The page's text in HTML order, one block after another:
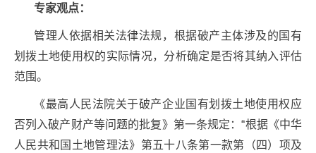
专家观点：
管理人依据相关法律法规，根据破产主体涉及的国有
划拨土地使用权的实际情况，分析确定是否将其纳入评估
范围。
《最高人民法院关于破产企业国有划拨土地使用权应
否列入破产财产等问题的批复》第一条规定：“根据《中华
人民共和国土地管理法》第五十八条第一款第（四）项及